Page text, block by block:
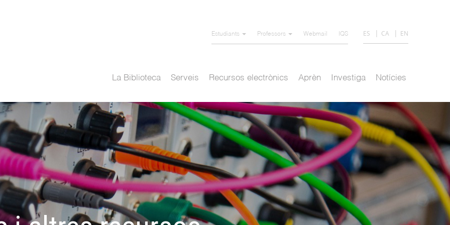
Estudiants Professors Webmail IQS ES CA EN
La Biblioteca Serveis Recursos electrònics Aprèn Investiga Notícies